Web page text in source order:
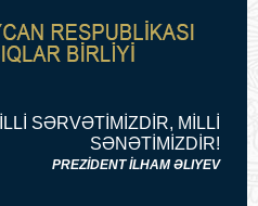
SƏRVƏTİMİZDİR, MİLLİ
SƏNƏTİMİZDİR!
PREZİDENT İLHAM ƏLIYEV